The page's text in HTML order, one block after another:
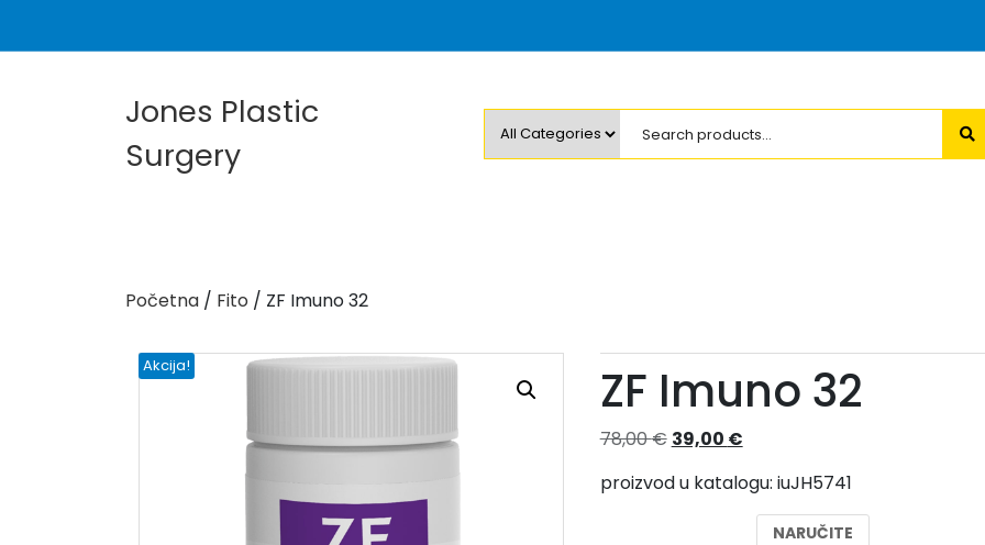
Jones Plastic
Surgery
Početna / Fito / ZF Imuno 32
Akcija! ZF Imuno 32
78,00€ Izvorna
bila
39,00 €Trenutna
je:
39,00 €.
proizvod u katalogu: iuJH5741
NARUČITE